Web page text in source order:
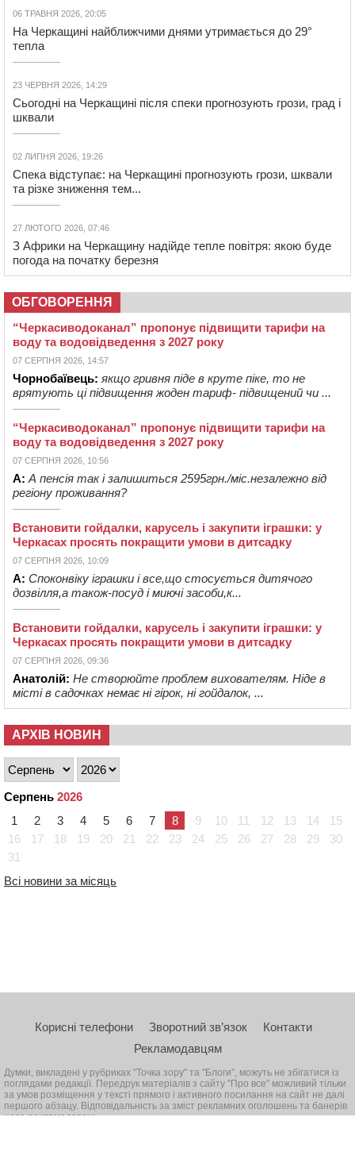
06 ТРАВНЯ 2026, 20:05
На Черкащині найближчими днями утримається до 29°
тепла
23 ЧЕРВНЯ 2026, 14:29
Сьогодні на Черкащині після спеки прогнозують грози, град і
шквали
02 ЛИПНЯ 2026, 19:26
Спека відступає: на Черкащині прогнозують грози, шквали
та різке зниження тем...
27 ЛЮТОГО 2026, 07:46
З Африки на Черкащину надійде тепле повітря: якою буде
погода на початку березня
ОБГОВОРЕННЯ
“Черкасиводоканал” пропонує підвищити тарифи на
воду та водовідведення з 2027 року
07 СЕРПНЯ 2026, 14:57
Чорнобаївець: якщо гривня піде в круте піке, то не
врятують ці підвищення жоден тариф- підвищений чи ...
“Черкасиводоканал” пропонує підвищити тарифи на
воду та водовідведення з 2027 року
07 СЕРПНЯ 2026, 10:56
А: А пенсія так і залишиться 2595грн./міс.незалежно від
регіону проживання?
Встановити гойдалки, карусель і закупити іграшки: у
Черкасах просять покращити умови в дитсадку
07 СЕРПНЯ 2026, 10:09
А: Споконвіку іграшки і все,що стосується дитячого
дозвілля,а також-посуд і миючі засоби,к...
Встановити гойдалки, карусель і закупити іграшки: у
Черкасах просять покращити умови в дитсадку
07 СЕРПНЯ 2026, 09:36
Анатолій: Не створюйте проблем вихователям. Ніде в
місті в садочках немає ні гірок, ні гойдалок, ...
АРХІВ НОВИН
Серпень 2026
1
2 3 4 5 6 7 8 9 10 11 12 13 14
15
16
17 18 19 20 21 22 23 24 25 26 27 28 29
30
31
Всі новини за місяць
Корисні телефони Зворотний зв’язок
Контакти
Рекламодавцям
Думки, викладені у рубриках "Точка зору" та "Блоги", можуть не збігатися із
поглядами редакції. Передрук матеріалів з сайту "Про все" можливий тільки
за умов розміщення у тексті прямого і активного посилання на сайт не далі
першого абзацу. Відповідальність за зміст рекламних оголошень та банерів
несе рекламодавець